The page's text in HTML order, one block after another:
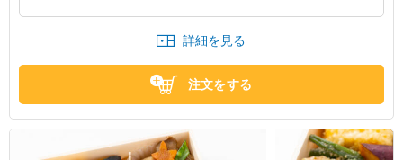
東京都目黒区中町2026/07/17
詳細を見る
注文をする